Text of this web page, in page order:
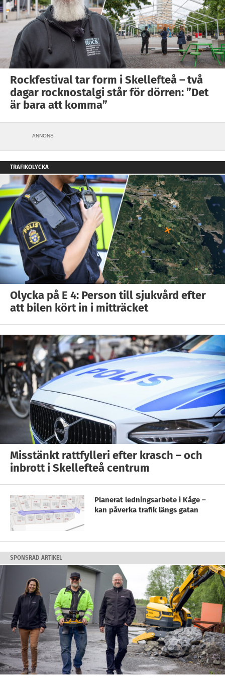
Rockfestival tar form i Skellefteå – två
dagar rocknostalgi står för dörren: ”Det
är bara att komma”
ANNONS
TRAFIKOLYCKA
Olycka på E 4: Person till sjukvård efter
att bilen kört in i mitträcket
Misstänkt rattfylleri efter krasch – och
inbrott i Skellefteå centrum
Planerat ledningsarbete i Kåge –
kan påverka trafik längs gatan
SPONSRAD ARTIKEL